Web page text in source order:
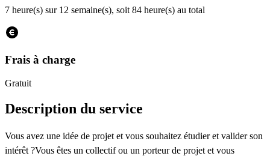
7 heure(s) sur 12 semaine(s), soit 84 heure(s) au total
Frais à charge
Gratuit
Description du service
Vous avez une idée de projet et vous souhaitez étudier et valider son
intérêt ?Vous êtes un collectif ou un porteur de projet et vous